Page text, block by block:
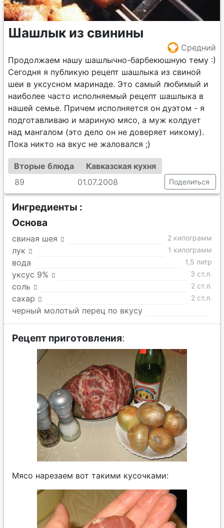
Шашлык из свинины
Средний
Продолжаем нашу шашлычно-барбекюшную тему :)
Сегодня я публикую рецепт шашлыка из свиной
шеи в уксусном маринаде. Это самый любимый и
наиболее часто исполняемый рецепт шашлыка в
нашей семье. Причем исполняется он дуэтом - я
подготавливаю и мариную мясо, а муж колдует
над мангалом (это дело он не доверяет никому).
Пока никто на вкус не жаловался ;)
Вторые блюда
Кавказская кухня
89
01.07.2008 Поделиться
Ингредиенты :
Основа
свиная шея 2 килограмм
лук 1 килограмм
вода 1,5 литр
уксус 9% 3 ст.л.
соль 2 ст.л.
сахар 2 ст.л.
черный молотый перец по вкусу
Рецепт приготовления:
Мясо нарезаем вот такими кусочками: